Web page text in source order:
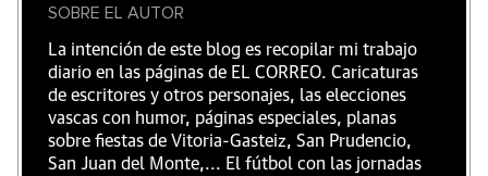
SOBRE EL AUTOR
La intención de este blog es recopilar mi trabajo
diario en las páginas de EL CORREO. Caricaturas
de escritores y otros personajes, las elecciones
vascas con humor, páginas especiales, planas
sobre fiestas de Vitoria-Gasteiz, San Prudencio,
San Juan del Monte,... El fútbol con las jornadas